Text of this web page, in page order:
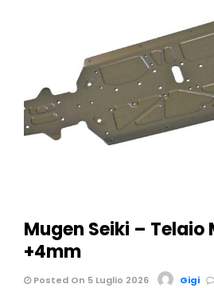
Mugen Seiki – Telaio
+4mm
Posted On 5 Luglio 2026 Gigi